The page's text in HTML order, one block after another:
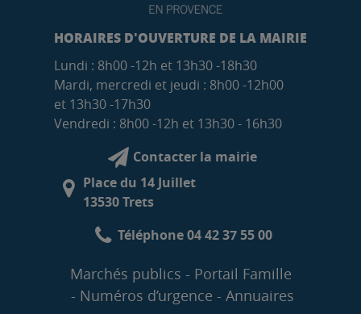
HORAIRES D'OUVERTURE DE LA MAIRIE
Lundi : 8h00 -12h et 13h30 -18h30
Mardi, mercredi et jeudi : 8h00 -12h00
et 13h30 -17h30
Vendredi : 8h00 -12h et 13h30 - 16h30
Contacter la mairie
Place du 14 Juillet
13530 Trets
Téléphone 04 42 37 55 00
Marchés publics
Portail Famille
Numéros d’urgence
Annuaires